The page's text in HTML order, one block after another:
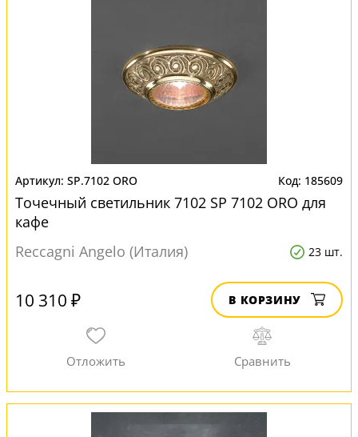
SP.7102 ORO 185609
Точечный светильник 7102 SP 7102 ORO для
кафе
Reccagni Angelo (Италия)
23 шт.
10 310 ₽ В КОРЗИНУ